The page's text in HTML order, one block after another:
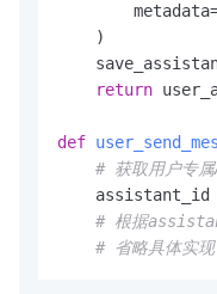
    )
return
def
# 获取用户专
assistant_id
# 根据
# 省略具体实现